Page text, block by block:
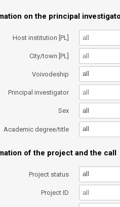
on the principal
Host institution [PL]
City/town [PL]
Voivodeship all
Principal investigator
Sex all
Academic degree/title all
of the project and the call
Project status all
Project ID